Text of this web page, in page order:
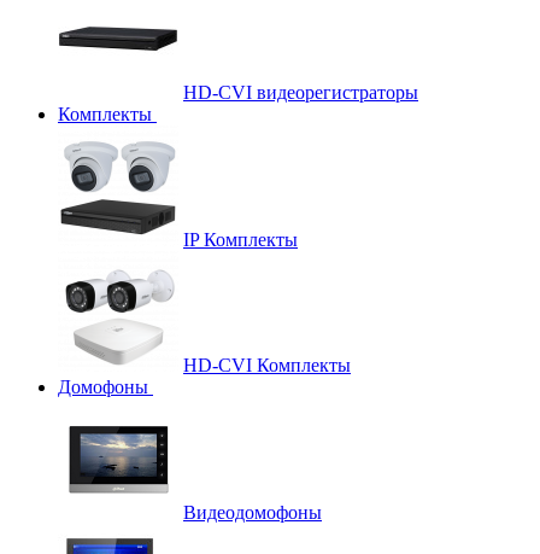
HD-CVI видеорегистраторы
Комплекты
IP Комплекты
HD-CVI Комплекты
Домофоны
Видеодомофоны